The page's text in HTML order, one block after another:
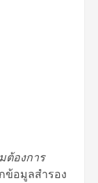
ต้องการ
ข้อมูลสำรอง